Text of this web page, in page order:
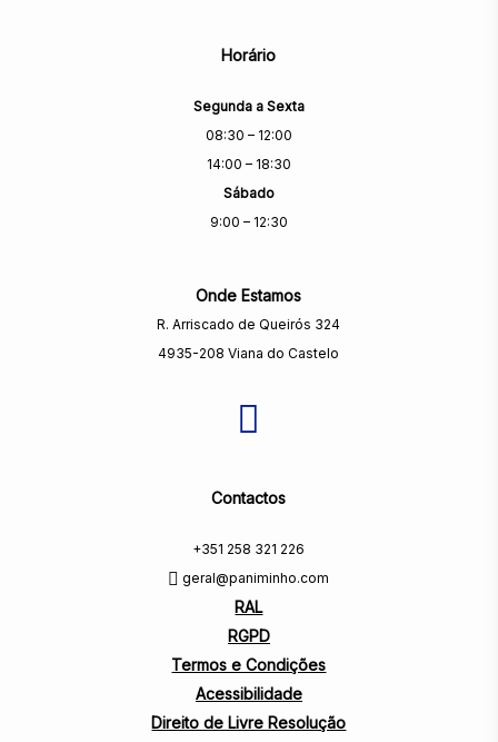
Horário
Segunda a Sexta
08:30 – 12:00
14:00 – 18:30
Sábado
9:00 – 12:30
Onde Estamos
R. Arriscado de Queirós 324
4935-208 Viana do Castelo
Contactos
+351 258 321 226
geral@paniminho.com
RAL
RGPD
Termos e Condições
Acessibilidade
Direito de Livre Resolução